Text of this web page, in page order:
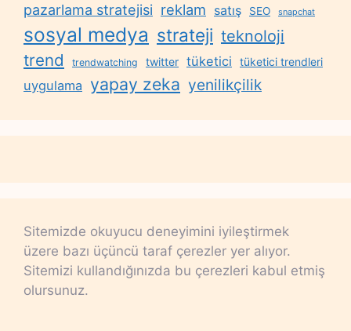
pazarlama stratejisi reklam satış SEO snapchat
sosyal medya strateji teknoloji
trend trendwatching twitter tüketici tüketici trendleri
uygulama yapay zeka yenilikçilik
Sitemizde okuyucu deneyimini iyileştirmek
üzere bazı üçüncü taraf çerezler yer alıyor.
Sitemizi kullandığınızda bu çerezleri kabul etmiş
olursunuz.